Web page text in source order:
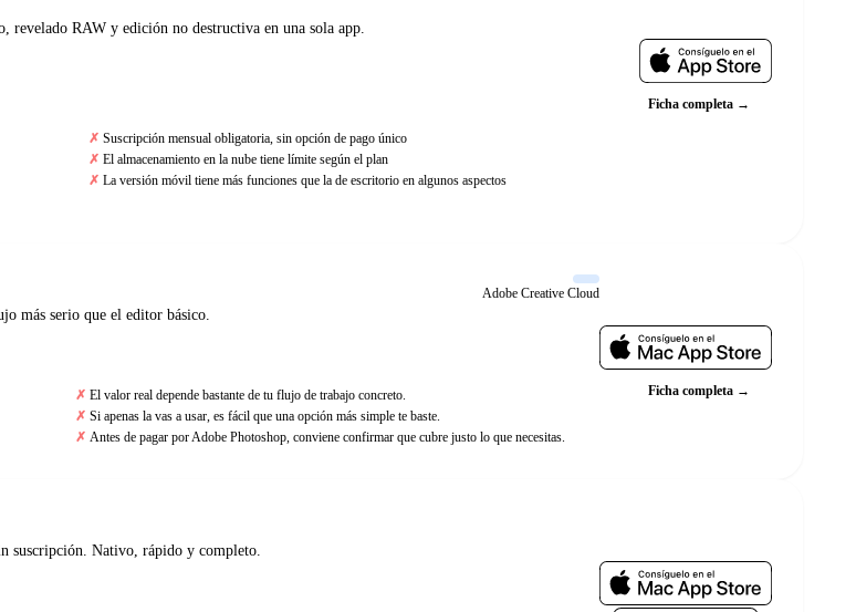
RAW y edición no destructiva en una sola app.
Suscripción mensual obligatoria, sin opción de pago único
El almacenamiento en la nube tiene límite según el plan
La versión móvil tiene más funciones que la de escritorio en algunos aspectos
Ficha completa →
más serio que el editor básico.
Adobe Creative Cloud
El valor real depende bastante de tu flujo de trabajo concreto.
Si apenas la vas a usar, es fácil que una opción más simple te baste.
Antes de pagar por Adobe Photoshop, conviene confirmar que cubre justo lo que necesitas.
Ficha completa →
suscripción. Nativo, rápido y completo.